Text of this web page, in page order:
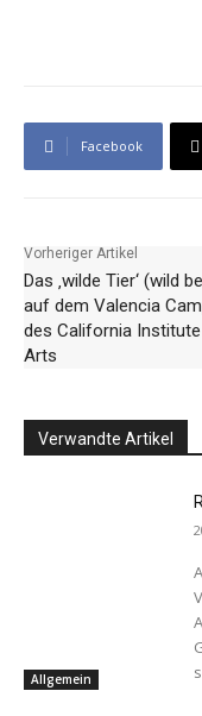
Facebook
Vorheriger Artikel
Das ‚wilde Tier‘ (wild
auf dem Valencia
des California
Arts
Verwandte Artikel
Allgemein